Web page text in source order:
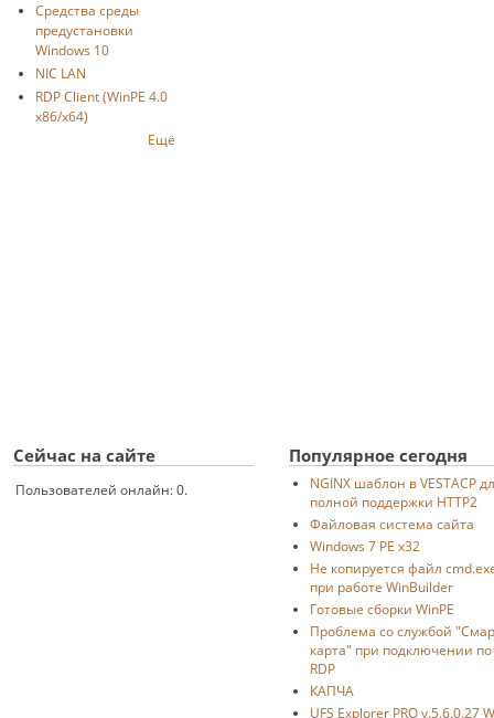
Средства среды
предустановки
Windows 10
NIC LAN
RDP Client (WinPE 4.0
x86/x64)
Ещё
Сейчас на сайте
Пользователей онлайн: 0.
Популярное сегодня
NGINX шаблон в VESTACP
полной поддержки HTTP2
Файловая система сайта
Windows 7 PE x32
Не копируется файл
при работе WinBuilder
Готовые сборки WinPE
Проблема со службой
карта" при подключении по
RDP
КАПЧА
UFS Explorer PRO v.5.6.0.27